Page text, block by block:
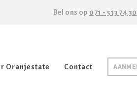
Bel ons op 071 - 513 74 30
Oranjestate Contact